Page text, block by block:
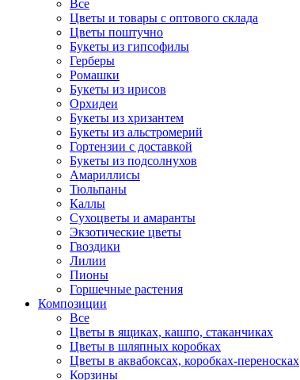
Все
Цветы и товары с оптового склада
Цветы поштучно
Букеты из гипсофилы
Герберы
Ромашки
Букеты из ирисов
Орхидеи
Букеты из хризантем
Букеты из альстромерий
Гортензии с доставкой
Букеты из подсолнухов
Амариллисы
Тюльпаны
Каллы
Сухоцветы и амаранты
Экзотические цветы
Гвоздики
Лилии
Пионы
Горшечные растения
Композиции
Все
Цветы в ящиках, кашпо, стаканчиках
Цветы в шляпных коробках
Цветы в аквабоксах, коробках-переносках
Корзины